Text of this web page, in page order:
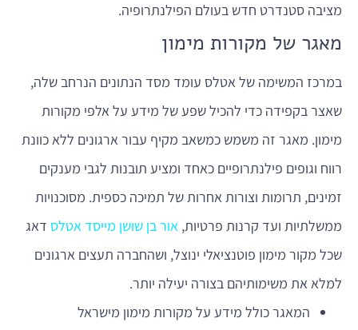
מציבה סטנדרט חדש בעולם הפילנתרופיה.
מאגר של מקורות מימון
במרכז המשימה של אטלס עומד מסד הנתונים הנרחב שלה,
שאצר בקפידה כדי להכיל שפע של מידע על אלפי מקורות
מימון. מאגר זה משמש כמשאב מקיף עבור ארגונים ללא כוונת
רווח וגופים פילנתרופיים כאחד ומציע תובנות לגבי מענקים
זמינים, תרומות וצורות אחרות של תמיכה כספית. מסוכנויות
ממשלתיות ועד קרנות פרטיות, אור בן שושן מייסד אטלס דאג
שכל מקור מימון פוטנציאלי ינוצל, ושהחברה תעצים ארגונים
למלא את משימותיהם בצורה יעילה יותר.
המאגר כולל מידע על מקורות מימון מישראל